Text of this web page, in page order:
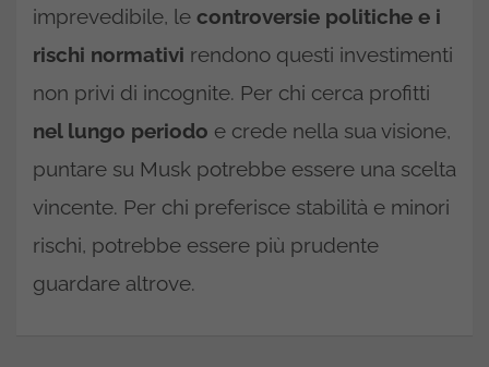
imprevedibile, le controversie politiche e i
rischi normativi rendono questi investimenti
non privi di incognite. Per chi cerca profitti
nel lungo periodo e crede nella sua visione,
puntare su Musk potrebbe essere una scelta
vincente. Per chi preferisce stabilità e minori
rischi, potrebbe essere più prudente
guardare altrove.